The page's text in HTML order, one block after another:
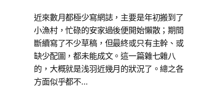
近來數月都極少寫網誌，主要是年初搬到了
小漁村，忙碌的安家過後便開始懶散；期間
斷續寫了不少草稿，但最終或只有主幹、或
缺少配圖，都未能成文。這一篇雜七雜八
的，大概就是浅羽近幾月的狀況了。總之各
方面似乎都不…